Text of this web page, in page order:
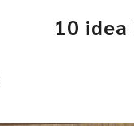
10 idea